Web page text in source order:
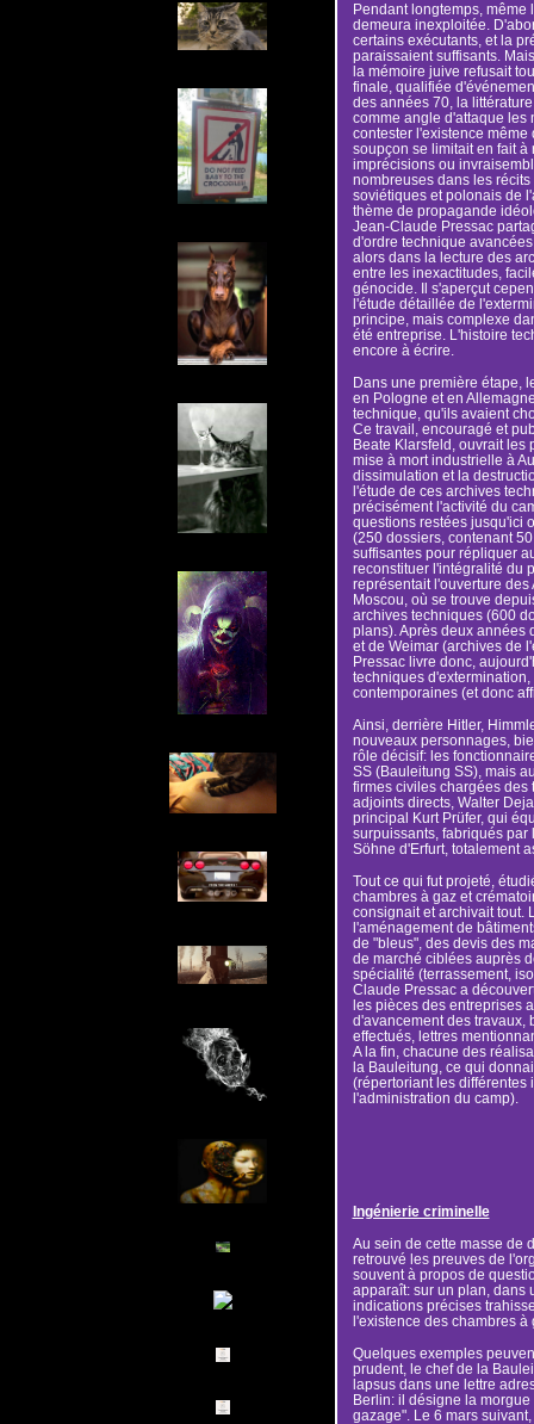
Pendant longtemps,
demeura inexploitée.
certains exécutants, et la
paraissaient suffisants.
la mémoire juive refusait
finale, qualifiée
des années 70, la
comme angle d'attaque les
contester l'existence même
soupçon se limitait en fait à
imprécisions ou
nombreuses dans les
soviétiques et polonais de
thème de propagande
Jean-Claude Pressac
d'ordre technique
alors dans la lecture des
entre les inexactitudes,
génocide. Il s'aperçut
l'étude détaillée de
principe, mais complexe
été entreprise. L'histoire
encore à écrire.
Dans une première étape,
en Pologne et en
technique, qu'ils avaient
Ce travail, encouragé et
Beate Klarsfeld, ouvrait les
mise à mort industrielle à
dissimulation et la
l'étude de ces archives
précisément l'activité du
questions restées jusqu'ici
(250 dossiers, contenant
suffisantes pour répliquer
reconstituer l'intégralité du
représentait l'ouverture
Moscou, où se trouve
archives techniques (600
plans). Après deux années
et de Weimar (archives de
Pressac livre donc,
techniques
contemporaines (et donc
Ainsi, derrière Hitler,
nouveaux personnages,
rôle décisif: les
SS (Bauleitung SS), mais
firmes civiles chargées des
adjoints directs, Walter
principal Kurt Prüfer, qui
surpuissants, fabriqués par
Söhne d'Erfurt, totalement
Tout ce qui fut projeté,
chambres à gaz et
consignait et archivait tout.
l'aménagement de
de "bleus", des devis des
de marché ciblées auprès
spécialité (terrassement,
Claude Pressac a
les pièces des entreprises
d'avancement des travaux,
effectués, lettres
A la fin, chacune des
la Bauleitung, ce qui
(répertoriant les différentes
l'administration du camp).
Ingénierie criminelle
Au sein de cette masse de
retrouvé les preuves de
souvent à propos de
apparaît: sur un plan, dans
indications précises
l'existence des chambres à
Quelques exemples
prudent, le chef de la
lapsus dans une lettre
Berlin: il désigne la
gazage". Le 6 mars